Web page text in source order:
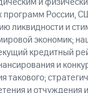
программ России,
ликвидности и
экономик;
кредитный
и
такового;